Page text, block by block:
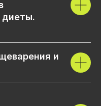
диеты.
и